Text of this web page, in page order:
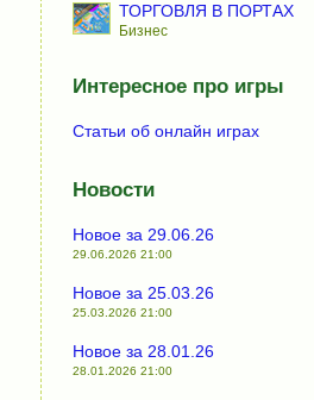
ТОРГОВЛЯ В ПОРТАХ
Бизнес
Интересное про игры
Статьи об онлайн играх
Новости
Новое за 29.06.26
29.06.2026 21:00
Новое за 25.03.26
25.03.2026 21:00
Новое за 28.01.26
28.01.2026 21:00